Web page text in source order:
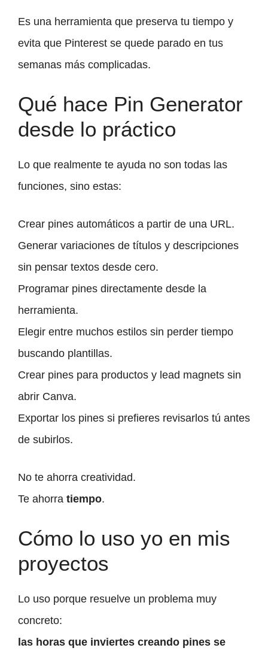
Es una herramienta que preserva tu tiempo y
evita que Pinterest se quede parado en tus
semanas más complicadas.
Qué hace Pin Generator
desde lo práctico
Lo que realmente te ayuda no son todas las
funciones, sino estas:
Crear pines automáticos a partir de una URL.
Generar variaciones de títulos y descripciones
sin pensar textos desde cero.
Programar pines directamente desde la
herramienta.
Elegir entre muchos estilos sin perder tiempo
buscando plantillas.
Crear pines para productos y lead magnets sin
abrir Canva.
Exportar los pines si prefieres revisarlos tú antes
de subirlos.
No te ahorra creatividad.
Te ahorra tiempo.
Cómo lo uso yo en mis
proyectos
Lo uso porque resuelve un problema muy
concreto:
las horas que inviertes creando pines se